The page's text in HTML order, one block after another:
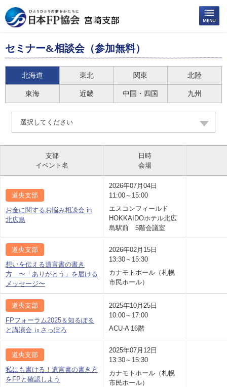
セミナー&相談会（参加無料）
北海道 東北 関東 北陸
東海 近畿 中国・四国 九州
選択してください
支部
イベント名
日時
会場
道央支部
お金に関するお悩み相談会 in
北広島
2026年07月04日
11:00～15:00
エスコンフィールド
HOKKAIDOホテル北広
島駅前 5階会議室
道央支部
想いを伝える遺言書の書き
方 〜「ありがとう」を届ける
メッセージ〜
2026年02月15日
13:30～15:30
カナモトホール（札幌
市民ホール）
道央支部
FPフォーラム2025＆知るぽる
と講演会 ㏌さっぽろ
2025年10月25日
10:00～17:00
ACU-A 16階
道央支部
私にも書ける！遺言書の書き方
をFPと確認しよう
2025年07月12日
13:30～15:30
カナモトホール（札幌
市民ホール）